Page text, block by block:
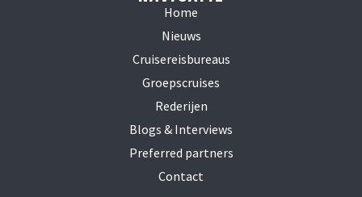
Home
Nieuws
Cruisereisbureaus
Groepscruises
Rederijen
Blogs & Interviews
Preferred partners
Contact